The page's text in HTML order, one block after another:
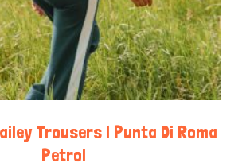
Trousers | Punta Di Roma
Petrol